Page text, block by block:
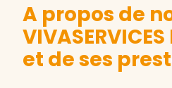
A propos de
et de ses